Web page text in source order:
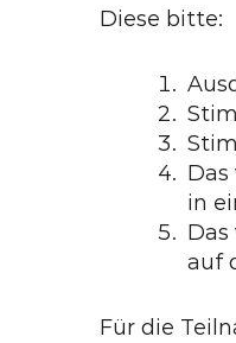
Diese bitte:
in
auf
Für die